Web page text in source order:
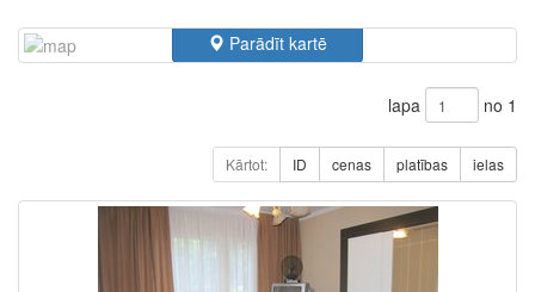
Parādīt kartē
lapa no 1
Kārtot: ID cenas platības ielas